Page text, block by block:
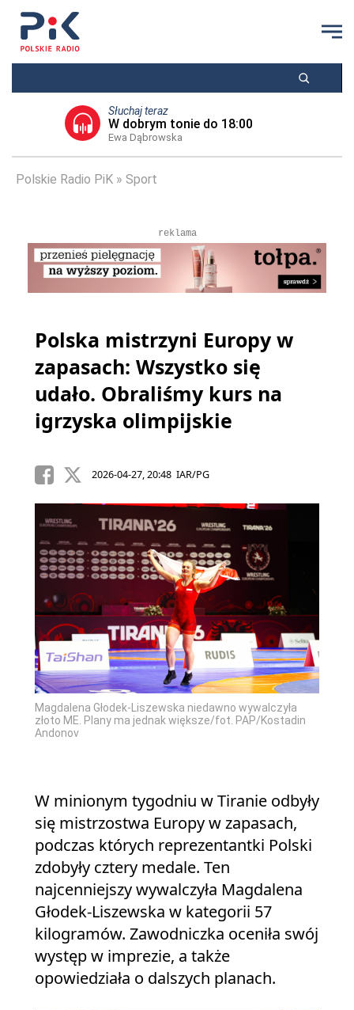
Słuchaj teraz
W dobrym tonie do 18:00
Ewa Dąbrowska
Polskie Radio PiK Sport
reklama
Polska mistrzyni Europy w
zapasach: Wszystko się
udało. Obraliśmy kurs na
igrzyska olimpijskie
2026-04-27, 20:48 IAR/PG
Magdalena Głodek-Liszewska niedawno wywalczyła
złoto ME. Plany ma jednak większe/fot. PAP/Kostadin
Andonov
W minionym tygodniu w Tiranie odbyły
się mistrzostwa Europy w zapasach,
podczas których reprezentantki Polski
zdobyły cztery medale. Ten
najcenniejszy wywalczyła Magdalena
Głodek-Liszewska w kategorii 57
kilogramów. Zawodniczka oceniła swój
występ w imprezie, a także
opowiedziała o dalszych planach.